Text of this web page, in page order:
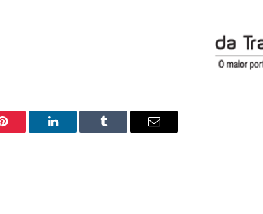
Pinterest LinkedIn Tumblr
E-